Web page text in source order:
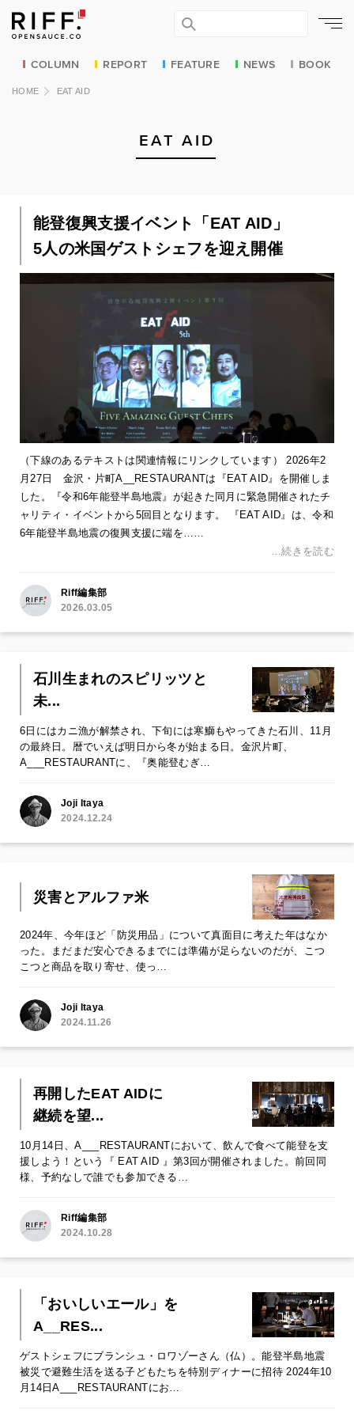
COLUMN REPORT FEATURE NEWS BOOK
HOME EAT AID
EAT AID
能登復興支援イベント「EAT AID」
5人の米国ゲストシェフを迎え開催
（下線のあるテキストは関連情報にリンクしています） 2026年2
月27日 金沢・片町A__RESTAURANTは『EAT AID』を開催しま
した。『令和6年能登半島地震』が起きた同月に緊急開催されたチ
ャリティ・イベントから5回目となります。 『EAT AID』は、令和
6年能登半島地震の復興支援に端を……
…続きを読む
Riff編集部
2026.03.05
石川生まれのスピリッツと
未...
6日にはカニ漁が解禁され、下旬には寒鰤もやってきた石川、11月
の最終日。暦でいえば明日から冬が始まる日。金沢片町、
A___RESTAURANTに、『奥能登むぎ…
Joji Itaya
2024.12.24
災害とアルファ米
2024年、今年ほど「防災用品」について真面目に考えた年はなか
った。まだまだ安心できるまでには準備が足らないのだが、こつ
こつと商品を取り寄せ、使っ…
Joji Itaya
2024.11.26
再開したEAT AIDに
継続を望...
10月14日、A___RESTAURANTにおいて、飲んで食べて能登を支
援しよう！という『 EAT AID 』第3回が開催されました。前回同
様、予約なしで誰でも参加できる…
Riff編集部
2024.10.28
「おいしいエール」を
A__RES...
ゲストシェフにブランシュ・ロワゾーさん（仏）。能登半島地震
被災で避難生活を送る子どもたちを特別ディナーに招待 2024年10
月14日A___RESTAURANTにお…